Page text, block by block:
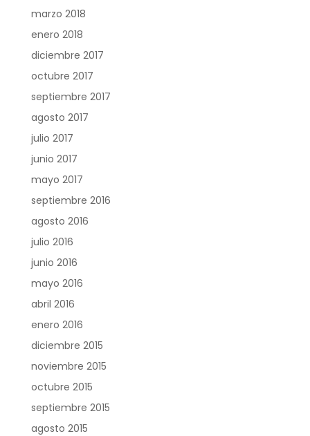
marzo 2018
enero 2018
diciembre 2017
octubre 2017
septiembre 2017
agosto 2017
julio 2017
junio 2017
mayo 2017
septiembre 2016
agosto 2016
julio 2016
junio 2016
mayo 2016
abril 2016
enero 2016
diciembre 2015
noviembre 2015
octubre 2015
septiembre 2015
agosto 2015